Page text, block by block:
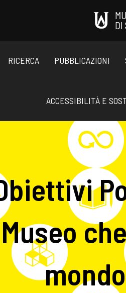
RICERCA PUBBLICAZIONI
ACCESSIBILITÀ E
Museo